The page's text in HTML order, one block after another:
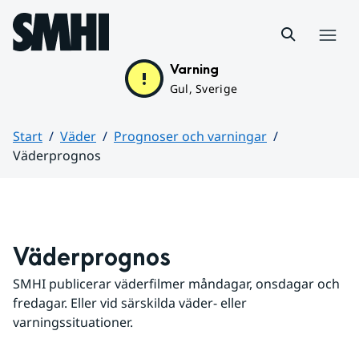
Hoppa till sidans innehåll
Varning
Gul, Sverige
Start Väder
Prognoser och varningar
Väderprognos
Väderprognos
SMHI publicerar väderfilmer måndagar, onsdagar och
fredagar. Eller vid särskilda väder- eller
varningssituationer.